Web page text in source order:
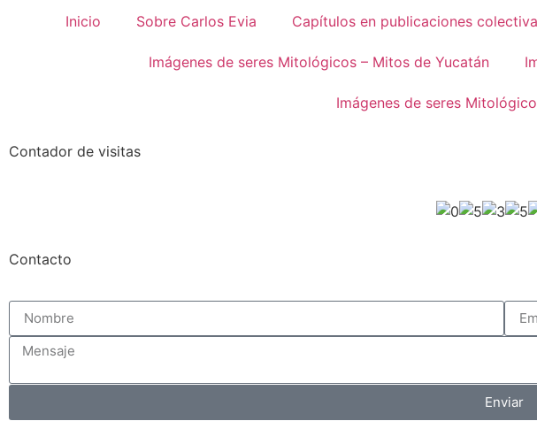
Inicio Sobre Carlos Evia Capítulos en publicaciones
Imágenes de seres Mitológicos – Mitos de Yucatán
Imágenes de seres
Contador de visitas
Contacto
Enviar